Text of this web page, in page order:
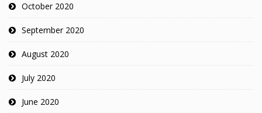
October 2020
September 2020
August 2020
July 2020
June 2020